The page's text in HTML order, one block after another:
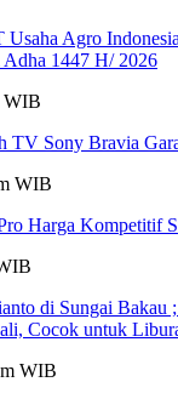
Agro
Adha 1447 H/ 2026
WIB
TV Sony Bravia
WIB
Harga Kompetitif
di Sungai Bakau
Cocok untuk
WIB